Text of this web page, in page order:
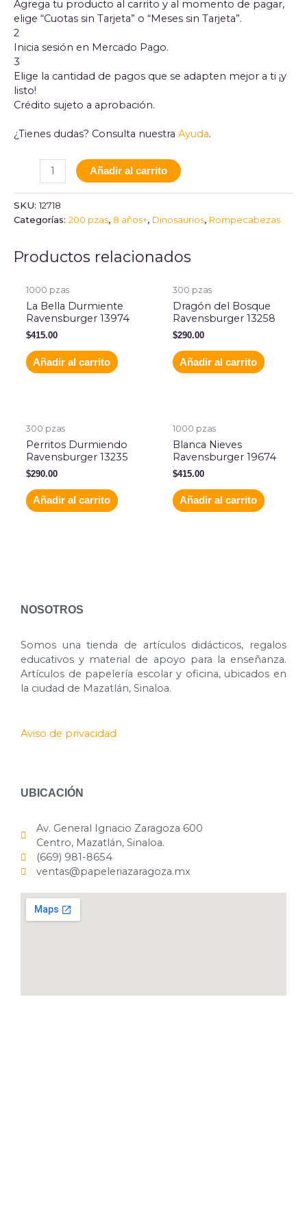
Agrega tu producto al carrito y al momento de pagar,
elige “Cuotas sin Tarjeta” o “Meses sin Tarjeta”.
2
Inicia sesión en Mercado Pago.
3
Elige la cantidad de pagos que se adapten mejor a ti ¡y
listo!
Crédito sujeto a aprobación.
¿Tienes dudas? Consulta nuestra Ayuda.
Añadir al carrito
SKU:12718
Categorías: 200 pzas, 8 años+, Dinosaurios, Rompecabezas
Productos relacionados
1000 pzas
La Bella Durmiente
Ravensburger 13974
$415.00
Añadir al carrito
300 pzas
Dragón del Bosque
Ravensburger 13258
$290.00
Añadir al carrito
300 pzas
Perritos Durmiendo
Ravensburger 13235
$290.00
Añadir al carrito
1000 pzas
Blanca Nieves
Ravensburger 19674
$415.00
Añadir al carrito
NOSOTROS
Somos una tienda de artículos didácticos, regalos
educativos y material de apoyo para la enseñanza.
Artículos de papelería escolar y oficina, ubicados en
la ciudad de Mazatlán, Sinaloa.
Aviso de privacidad
UBICACIÓN
Av. General Ignacio Zaragoza 600
Centro, Mazatlán, Sinaloa.
(669) 981-8654
ventas@papeleriazaragoza.mx